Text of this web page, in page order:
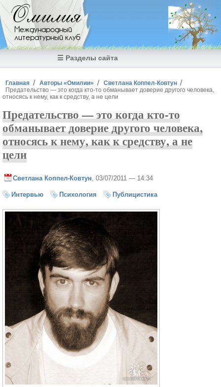
Перейти к основному содержанию
Омилия
Международный
литературный клуб
☰ Разделы сайта
Вы здесь
Главная Авторы «Омилии»
Светлана Коппел-Ковтун
Предательство — это когда кто-то обманывает доверие другого человека,
относясь к нему, как к средству, а не цели
Предательство — это когда кто-то
обманывает доверие другого человека,
относясь к нему, как к средству, а не
цели
Светлана Коппел-Ковтун , 03/07/2011 — 14:34
Интервью Психология Публицистика